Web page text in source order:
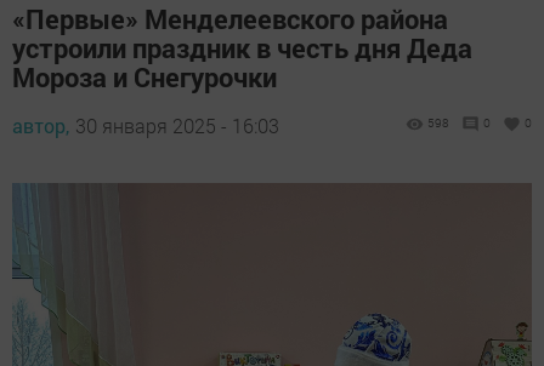
«Первые» Менделеевского района
устроили праздник в честь дня Деда
Мороза и Снегурочки
автор, 30 января 2025 - 16:03 598 0 0